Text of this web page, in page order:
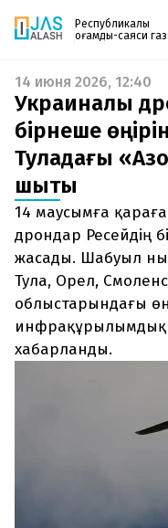
Республикалық
қоғамдық-саяси
Жаңалықтар
Спорт
Live
Руханият
Аймақ
Архив
Заң және тәртіп
Редакциямен байланыс
+7 708 604 51 06
Жарнама бөлімі
+7 701 220 64 52
Пошта
Газетке
PDF форматтағы
поштаңызға алып
шыққан сәтте сізге
енгізіңіз, біз қалғанын
14 июня 2026, 12:40
Украиналық
бірнеше
Туладағы
шықты
14 маусымға
дрондар Ресейдің
жасады. Шабуыл
Тула, Орел,
облыстарындағы
инфрақұрылымдық
хабарланды.